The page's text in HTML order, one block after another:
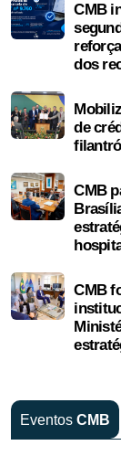
CMB
dos
de
CMB
CMB
Eventos CMB